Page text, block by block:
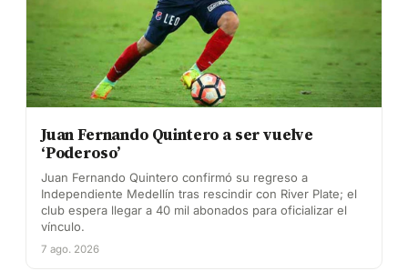
Juan Fernando Quintero a ser vuelve
‘Poderoso’
Juan Fernando Quintero confirmó su regreso a
Independiente Medellín tras rescindir con River Plate; el
club espera llegar a 40 mil abonados para oficializar el
vínculo.
7 ago. 2026